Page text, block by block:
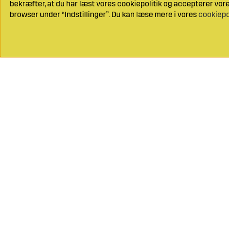
bekræfter, at du har læst vores cookiepolitik og accepterer
browser under “Indstillinger”. Du kan læse mere i vores